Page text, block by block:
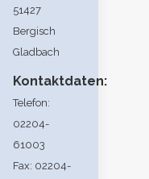
51427
Bergisch
Gladbach
Kontaktdaten:
Telefon:
02204-
61003
Fax: 02204-